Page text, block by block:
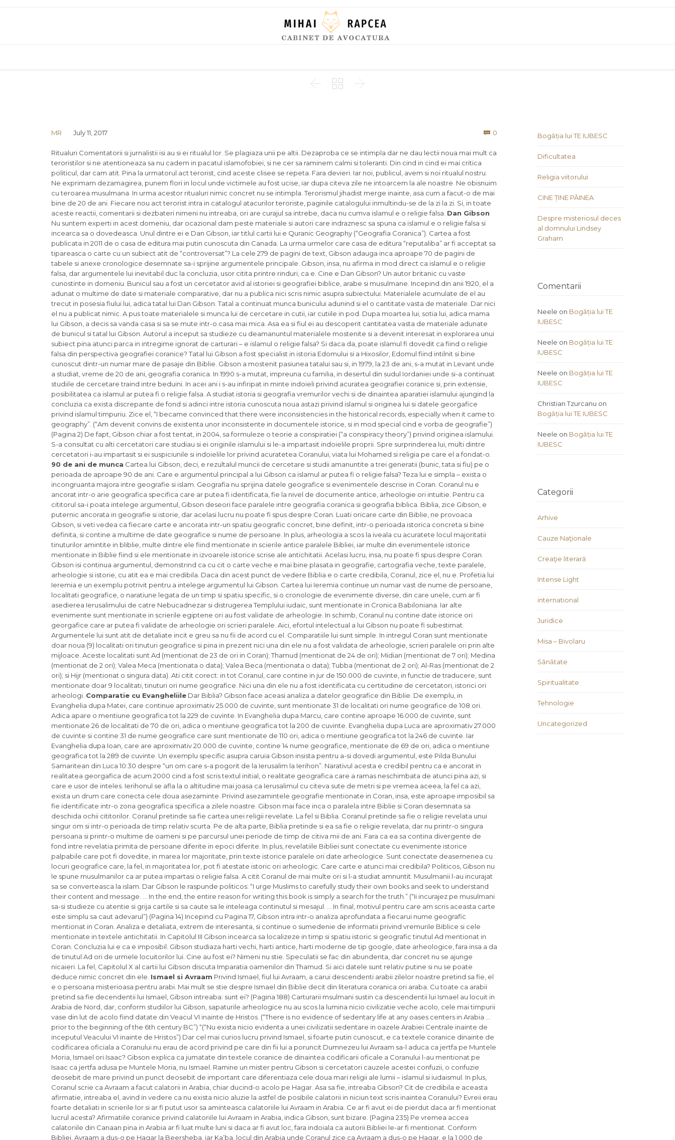
  
MR July 11, 2017  0
Ritualuri Comentatorii si jurnalistii isi au si ei ritualul lor. Se plagiaza unii pe altii. Dezaproba ce se intimpla dar ne dau lectii noua mai mult ca
teroristilor si ne atentioneaza sa nu cadem in pacatul islamofobiei, si ne cer sa raminem calmi si toleranti. Din cind in cind ei mai critica
politicul, dar cam atit. Pina la urmatorul act terorist, cind aceste clisee se repeta. Fara devieri. Iar noi, publicul, avem si noi ritualul nostru.
Ne exprimam dezamagirea, punem flori in locul unde victimele au fost ucise, iar dupa citeva zile ne intoarcem la ale noastre. Ne obisnuim
cu teroarea musulmana. In urma acestor ritualuri nimic concret nu se intimpla. Terorismul jihadist merge inainte, asa cum a facut-o de mai
bine de 20 de ani. Fiecare nou act terorist intra in catalogul atacurilor teroriste, paginile catalogului inmultindu-se de la zi la zi. Si, in toate
aceste reactii, comentarii si dezbateri nimeni nu intreaba, ori are curajul sa intrebe, daca nu cumva islamul e o religie falsa. Dan Gibson
Nu suntem experti in acest domeniu, dar ocazional dam peste materiale si autori care indraznesc sa spuna ca islamul e o religie falsa si
incearca sa o dovedeasca. Unul dintre ei e Dan Gibson, iar titlul cartii lui e Quranic Geography (“Geografia Coranica”). Cartea a fost
publicata in 2011 de o casa de editura mai putin cunoscuta din Canada. La urma urmelor care casa de editura “reputaliba” ar fi acceptat sa
tipareasca o carte cu un subiect atit de “controversat”? La cele 279 de pagini de text, Gibson adauga inca aproape 70 de pagini de
tabele si anexe cronologice desemnate sa-i sprijine argumentele principale. Gibson, insa, nu afirma in mod direct ca islamul e o religie
falsa, dar argumentele lui inevitabil duc la concluzia, usor citita printre rinduri, ca e. Cine e Dan Gibson? Un autor britanic cu vaste
cunostinte in domeniu. Bunicul sau a fost un cercetator avid al istoriei si geografiei biblice, arabe si musulmane. Incepind din anii 1920, el a
adunat o multime de date si materiale comparative, dar nu a publica nici scris nimic asupra subiectului. Materialele acumulate de el au
trecut in posesia fiului lui, adica tatal lui Dan Gibson. Tatal a continuat munca bunicului adunind si el o cantitate vasta de materiale. Dar nici
el nu a publicat nimic. A pus toate materialele si munca lui de cercetare in cutii, iar cutiile in pod. Dupa moartea lui, sotia lui, adica mama
lui Gibson, a decis sa vanda casa si sa se mute intr-o casa mai mica. Asa ea si fiul ei au descoperit cantitatea vasta de materiale adunate
de bunicul si tatal lui Gibson. Autorul a inceput sa studieze cu deamanuntul materialele mostenite si a devenit interesat in explorarea unui
subiect pina atunci parca in intregime ignorat de carturari – e islamul o religie falsa? Si daca da, poate islamul fi dovedit ca fiind o religie
falsa din perspectiva geografiei coranice? Tatal lui Gibson a fost specialist in istoria Edomului si a Hixosilor, Edomul fiind intilnit si bine
cunoscut dintr-un numar mare de pasaje din Biblie. Gibson a mostenit pasiunea tatalui sau si, in 1979, la 23 de ani, s-a mutat in Levant unde
a studiat, vreme de 20 de ani, geografia coranica. In 1990 s-a mutat, impreuna cu familia, in desertul din sudul Iordaniei unde si-a continuat
studiile de cercetare traind intre beduini. In acei ani i s-au infiripat in minte indoieli privind acuratea geografiei coranice si, prin extensie,
posibilitatea ca islamul ar putea fi o religie falsa. A studiat istoria si geografia vremurilor vechi si de dinaintea aparatiei islamului ajungind la
concluzia ca exista discrepante de fond si adinci intre istoria cunoscuta noua astazi privind islamul si originea lui si datele georgafice
privind islamul timpuriu. Zice el, “I became convinced that there were inconsistencies in the historical records, especially when it came to
geography”. (“Am devenit convins de existenta unor inconsistente in documentele istorice, si in mod special cind e vorba de geografie”)
(Pagina 2) De fapt, Gibson chiar a fost tentat, in 2004, sa formuleze o teorie a conspiratiei (“a conspiracy theory”) privind originea islamului.
S-a consultat cu alti cercetatori care studiau si ei originile islamului si le-a impartasit indoielile proprii. Spre surprinderea lui, multi dintre
cercetatori i-au impartasit si ei suspiciunile si indoielile lor privind acuratetea Coranului, viata lui Mohamed si religia pe care el a fondat-o.
90 de ani de munca Cartea lui Gibson, deci, e rezultalul muncii de cercetare si studii amanuntite a trei generatii (bunic, tata si fiu) pe o
perioada de aproape 90 de ani. Care e argumentul principal a lui Gibson ca islamul ar putea fi o religie falsa? Teza lui e simpla – exista o
incongruanta majora intre geografie si islam. Geografia nu sprijina datele geografice si evenimentele descrise in Coran. Coranul nu e
ancorat intr-o arie geografica specifica care ar putea fi identificata, fie la nivel de documente antice, arheologie ori intuitie. Pentru ca
cititorul sa-i poata intelege argumentul, Gibson deseori face paralele intre geografia coranica si geografia biblica. Biblia, zice Gibson, e
puternic ancorata in geografie si istorie, dar acelasi lucru nu poate fi spus despre Coran. Luati oricare carte din Biblie, ne provoaca
Gibson, si veti vedea ca fiecare carte e ancorata intr-un spatiu geografic concret, bine definit, intr-o perioada istorica concreta si bine
definita, si contine a multime de date geografice si nume de persoane. In plus, arheologia a scos la iveala cu acuratete locul majoritatii
tinuturilor amintite in bliblie, multe dintre ele fiind mentionate in scierile antice paralele Bibliei, iar multe din evenimentele istorice
mentionate in Biblie fiind si ele mentionate in izvoarele istorice scrise ale antichitatii. Acelasi lucru, insa, nu poate fi spus despre Coran.
Gibson isi continua argumentul, demonstrind ca cu cit o carte veche e mai bine plasata in geografie, cartografia veche, texte paralele,
arheologie si istorie, cu atit ea e mai credibila. Daca din acest punct de vedere Biblia e o carte credibila, Coranul, zice el, nu e. Profetia lui
Ieremia e un exemplu potrivit pentru a intelege argumentul lui Gibson. Cartea lui Ieremia continue un numar vast de nume de persoane,
localitati geografice, o naratiune legata de un timp si spatiu specific, si o cronologie de evenimente diverse, din care unele, cum ar fi
asedierea Ierusalimului de catre Nebucadnezar si distrugerea Templului iudaic, sunt mentionate in Cronica Babiloniana. Iar alte
evenimente sunt mentionate in scrierile egiptene ori au fost validate de arheologie. In schimb, Coranul nu contine date istorice ori
georgafice care ar putea fi validate de arheologie ori scrieri paralele. Aici, efortul intelectual a lui Gibson nu poate fi subestimat.
Argumentele lui sunt atit de detaliate incit e greu sa nu fii de acord cu el. Comparatiile lui sunt simple. In intregul Coran sunt mentionate
doar noua (9) localitati ori tinuturi geografice si pina in prezent nici una din ele nu a fost validata de arheologie, scrieri paralele ori prin alte
mijloace. Aceste localitati sunt Ad (mentionat de 23 de ori in Coran); Thamud (mentionat de 24 de ori); Midian (mentionat de 7 ori); Medina
(mentionat de 2 ori); Valea Meca (mentionata o data); Valea Beca (mentionata o data); Tubba (mentionat de 2 ori); Al-Ras (mentionat de 2
ori); si Hijr (mentionat o singura data). Ati citit corect: in tot Coranul, care contine in jur de 150.000 de cuvinte, in functie de traducere, sunt
mentionate doar 9 localitati, tinuturi ori nume geografice. Nici una din ele nu a fost identificata cu certitudine de cercetatori, istorici ori
arheologi. Comparatie cu Evangheliile Dar Biblia? Gibson face aceasi analiza a datelor geografice din Biblie. De exemplu, in
Evanghelia dupa Matei, care continue aproximativ 25.000 de cuvinte, sunt mentionate 31 de localitati ori nume geografice de 108 ori.
Adica apare o mentiune geografica tot la 229 de cuvinte. In Evanghelia dupa Marcu, care contine aproape 16.000 de cuvinte, sunt
mentionate 26 de localitati de 70 de ori, adica o mentiune geografica tot la 200 de cuvinte. Evanghelia dupa Luca are aproximativ 27.000
de cuvinte si contine 31 de nume geografice care sunt mentionate de 110 ori, adica o mentiune geografica tot la 246 de cuvinte. Iar
Evanghelia dupa Ioan, care are aproximativ 20.000 de cuvinte, contine 14 nume geografice, mentionate de 69 de ori, adica o mentiune
geografica tot la 289 de cuvinte. Un exemplu specific asupra caruia Gibson insista pentru a-si dovedi argumentul, este Pilda Bunului
Samaritean din Luca 10:30 despre “un om care s-a pogorit de la Ierusalim la Ierihon”. Narativul acesta e credibil pentru ca e ancorat in
realitatea georgafica de acum 2000 cind a fost scris textul initial, o realitate geografica care a ramas neschimbata de atunci pina azi, si
care e usor de inteles. Ierihonul se afla la o altitudine mai joasa ca Ierusalimul cu citeva sute de metri si pe vremea aceea, la fel ca azi,
exista un drum care conecta cele doua asezaminte. Privind asezamintele geografie mentionate in Coran, insa, este aproape imposibil sa
fie identificate intr-o zona geografica specifica a zilele noastre. Gibson mai face inca o paralela intre Biblie si Coran desemnata sa
deschida ochii cititorilor. Coranul pretinde sa fie cartea unei religii revelate. La fel si Biblia. Coranul pretinde sa fie o religie revelata unui
singur om si intr-o perioada de timp relativ scurta. Pe de alta parte, Biblia pretinde si ea sa fie o religie revelata, dar nu printr-o singura
persoana si printr-o multime de oameni si pe parcursul unei periode de timp de citiva mii de ani. Fara ca ea sa contina divergente de
fond intre revelatia primita de persoane diferite in epoci diferite. In plus, revelatiile Bibliei sunt conectate cu evenimente istorice
palpabile care pot fi dovedite, in marea lor majoritate, prin texte istorice paralele ori date arheologice. Sunt conectate deasemenea cu
locuri geografice care, la fel, in majoritatea lor, pot fi atestate istoric ori arheologic. Care carte e atunci mai credibila? Politicos, Gibson nu
le spune musulmanilor ca ar putea impartasi o religie falsa. A citit Coranul de mai multe ori si l-a studiat amnuntit. Musulmanii l-au incurajat
sa se converteasca la islam. Dar Gibson le raspunde politicos: “I urge Muslims to carefully study their own books and seek to understand
their content and message. … In the end, the entire reason for writing this book is simply a search for the truth.” (“Ii incurajez pe musulmani
sa-si studieze cu atentie si grija cartile si sa caute sa le inteleaga continutul si mesajul. … In final, motivul pentru care am scris aceasta carte
este simplu sa caut adevarul”) (Pagina 14) Incepind cu Pagina 17, Gibson intra intr-o analiza aprofundata a fiecarui nume geografic
mentionat in Coran. Analiza e detaliata, extrem de interesanta, si continue o sumedenie de informatii privind vremurile Biblice si cele
mentionate in textele antichitatii. In Capitolul III Gibson incearca sa localizeze in timp si spatiu istoric si geografic tinutul Ad mentionat in
Coran. Concluzia lui e ca e imposibil. Gibson studiaza harti vechi, harti antice, harti moderne de tip google, date arheologice, fara insa a da
de tinutul Ad ori de urmele locuitorilor lui. Cine au fost ei? Nimeni nu stie. Speculatii se fac din abundenta, dar concret nu se ajunge
nicaieri. La fel, Capitolul X al cartii lui Gibson discuta Imparatia oamenilor din Thamud. Si aici datele sunt relativ putine si nu se poate
deduce nimic concret din ele. Ismael si Avraam Privind Ismael, fiul lui Avraam, a carui descendenti arabii zilelor noastre pretind sa fie, el
e o persoana misterioasa pentru arabi. Mai mult se stie despre Ismael din Biblie decit din literatura coranica ori araba. Cu toate ca arabii
pretind sa fie decendentii lui Ismael, Gibson intreaba: sunt ei? (Pagina 188) Carturarii msulmani sustin ca descendentii lui Ismael au locuit in
Arabia de Nord, dar, conform studiilor lui Gibson, sapaturile arheologice nu au scos la lumina nicio civilizatie veche acolo, cele mai timpurii
vase din lut de acolo fiind datate din Veacul VI inainte de Hristos. (“There is no evidence of sedentary life at any oases centers in Arabia …
prior to the beginning of the 6th century BC”) “(“Nu exista nicio evidenta a unei civilizatii sedentare in oazele Arabiei Centrale inainte de
inceputul Veacului VI inainte de Hristos”) Dar cel mai curios lucru privind Ismael, si foarte putin cunoscut, e ca textele coranice dinainte de
codificarea oficiala a Coranului nu erau de acord privind pe care din fii lui a poruncit Dumnezeu lui Avraam sa-l aduca ca jertfa pe Muntele
Moria, Ismael ori Isaac? Gibson explica ca jumatate din textele coranice de dinaintea codificarii oficale a Coranului l-au mentionat pe
Isaac ca jertfa adusa pe Muntele Moria, nu Ismael. Ramine un mister pentru Gibson si cercetatori cauzele acestei confuzii, o confuzie
deosebit de mare privind un punct deosebit de important care diferentiaza cele doua mari religii ale lumii – islamul si iudaismul. In plus,
Coranul scrie ca Avraam a facut calatorii in Arabia, chiar ducind-o acolo pe Hagar. Asa sa fie, intreaba Gibson? Cit de credibila e aceasta
afirmatie, intreaba el, avind in vedere ca nu exista nicio aluzie la astfel de posibile calatorii in niciun text scris inaintea Coranului? Evreii erau
foarte detaliati in scrierile lor si ar fi putut usor sa aminteasca calatoriile lui Avraam in Arabia. Ce ar fi avut ei de pierdut daca ar fi mentionat
lucrul acesta? Afirmatiile coranice privind calatoriile lui Avraam in Arabia, indica Gibson, sunt bizare. (Pagina 235) Pe vremea accea
calatoriile din Canaan pina in Arabia ar fi luat multe luni si daca ar fi avut loc, fara indoiala ca autorii Bibliei le-ar fi mentionat. Conform
Bibliei, Avraam a dus-o pe Hagar la Beersheba, iar Ka’ba, locul din Arabia unde Coranul zice ca Avraam a dus-o pe Hagar, e la 1.000 de
Bogăția lui TE IUBESC
Dificultatea
Religia viitorului
CINE ȚINE PÂINEA
Despre misteriosul deces
al domnului Lindsey
Graham
Comentarii
Neele on Bogăția lui TE
IUBESC
Neele on Bogăția lui TE
IUBESC
Neele on Bogăția lui TE
IUBESC
Christian Tzurcanu on
Bogăția lui TE IUBESC
Neele on Bogăția lui TE
IUBESC
Categorii
Arhive
Cauze Naţionale
Creaţie literară
Intense Light
international
Juridice
Misa – Bivolaru
Sănătate
Spiritualitate
Tehnologie
Uncategorized